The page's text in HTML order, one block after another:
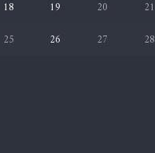
18 19 20 21
25 26 27 28